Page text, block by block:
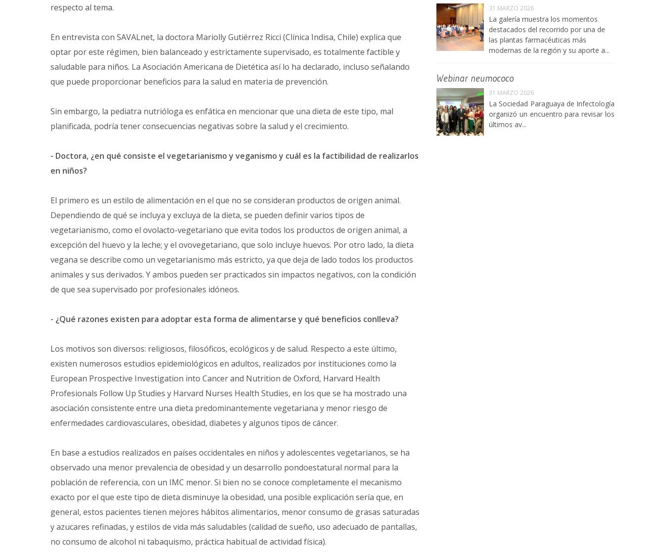
respecto al tema.
En entrevista con SAVALnet, la doctora Mariolly Gutiérrez Ricci (Clínica Indisa, Chile) explica que
optar por este régimen, bien balanceado y estrictamente supervisado, es totalmente factible y
saludable para niños. La Asociación Americana de Dietética así lo ha declarado, incluso señalando
que puede proporcionar beneficios para la salud en materia de prevención.
Sin embargo, la pediatra nutrióloga es enfática en mencionar que una dieta de este tipo, mal
planificada, podría tener consecuencias negativas sobre la salud y el crecimiento.
- Doctora, ¿en qué consiste el vegetarianismo y veganismo y cuál es la factibilidad de realizarlos
en niños?
El primero es un estilo de alimentación en el que no se consideran productos de origen animal.
Dependiendo de qué se incluya y excluya de la dieta, se pueden definir varios tipos de
vegetarianismo, como el ovolacto-vegetariano que evita todos los productos de origen animal, a
excepción del huevo y la leche; y el ovovegetariano, que solo incluye huevos. Por otro lado, la dieta
vegana se describe como un vegetarianismo más estricto, ya que deja de lado todos los productos
animales y sus derivados. Y ambos pueden ser practicados sin impactos negativos, con la condición
de que sea supervisado por profesionales idóneos.
- ¿Qué razones existen para adoptar esta forma de alimentarse y qué beneficios conlleva?
Los motivos son diversos: religiosos, filosóficos, ecológicos y de salud. Respecto a este último,
existen numerosos estudios epidemiológicos en adultos, realizados por instituciones como la
European Prospective Investigation into Cancer and Nutrition de Oxford, Harvard Health
Profesionals Follow Up Studies y Harvard Nurses Health Studies, en los que se ha mostrado una
asociación consistente entre una dieta predominantemente vegetariana y menor riesgo de
enfermedades cardiovasculares, obesidad, diabetes y algunos tipos de cáncer.
En base a estudios realizados en países occidentales en niños y adolescentes vegetarianos, se ha
observado una menor prevalencia de obesidad y un desarrollo pondoestatural normal para la
población de referencia, con un IMC menor. Si bien no se conoce completamente el mecanismo
exacto por el que este tipo de dieta disminuye la obesidad, una posible explicación sería que, en
general, estos pacientes tienen mejores hábitos alimentarios, menor consumo de grasas saturadas
y azucares refinadas, y estilos de vida más saludables (calidad de sueño, uso adecuado de pantallas,
no consumo de alcohol ni tabaquismo, práctica habitual de actividad física).
31 MARZO 2026
La galería muestra los momentos
destacados del recorrido por una de
las plantas farmacéuticas más
modernas de la región y su aporte a...
Webinar neumococo
31 MARZO 2026
La Sociedad Paraguaya de Infectología
organizó un encuentro para revisar los
últimos av...